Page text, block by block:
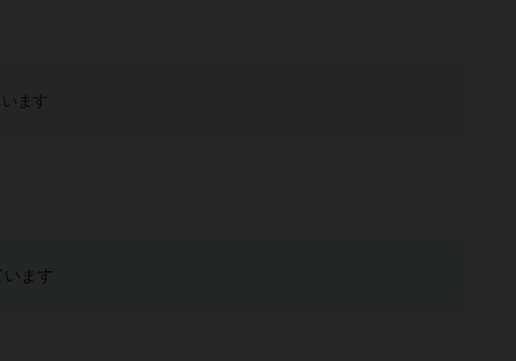
ます
ます